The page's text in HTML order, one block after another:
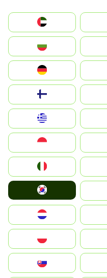
الإمارات العربية المتحدة
Switzerland
Deutschland
United Kingdom
Magyarország
South Korea